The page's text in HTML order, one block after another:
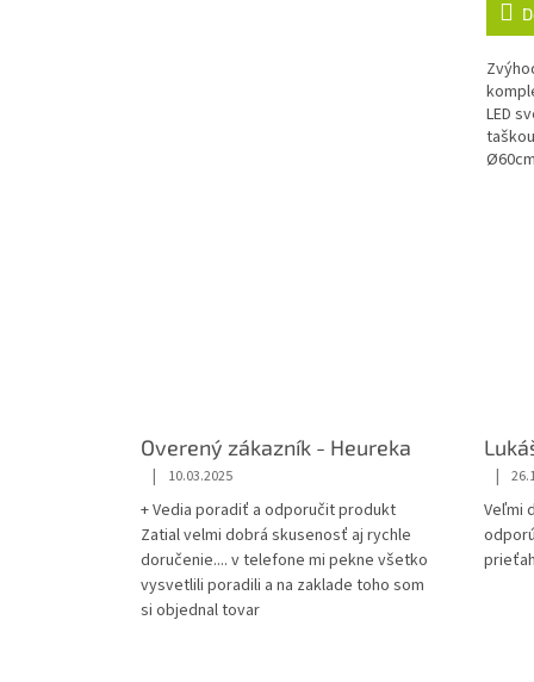
LED
Overený zákazník - Heureka
| 10.03.2025
+ Vedia poradiť a odporučit produkt
Zatial velmi dobrá skusenosť aj rychle
doručenie.... v telefone mi pekne všetko
vysvetlili poradili a na zaklade toho som
si objednal tovar
|
Veľmi